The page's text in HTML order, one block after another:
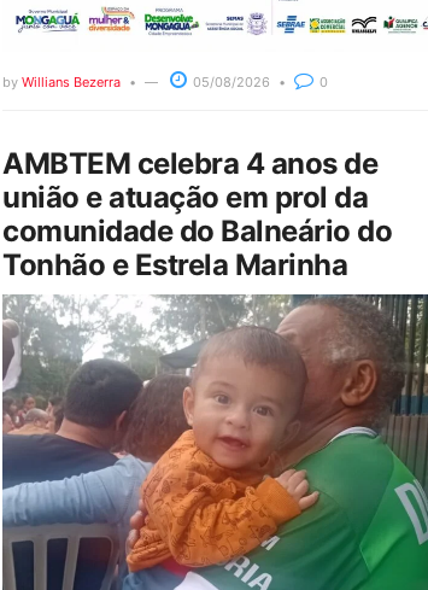
by Willians Bezerra 05/08/2026 0
AMBTEM celebra 4 anos de
união e atuação em prol da
comunidade do Balneário do
Tonhão e Estrela Marinha